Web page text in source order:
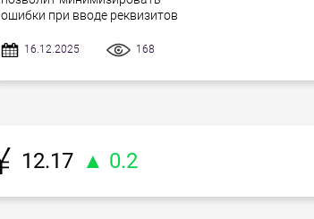
ошибки при вводе реквизитов
16.12.2025 168
12.17 ▲ 0.2